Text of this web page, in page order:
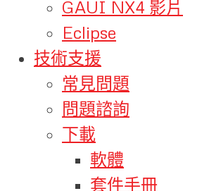
GAUI NX4 影片
Eclipse
技術支援
常見問題
問題諮詢
下載
軟體
套件手冊